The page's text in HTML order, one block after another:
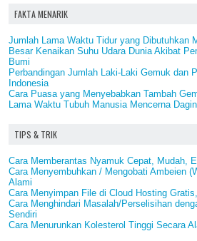
FAKTA MENARIK
Jumlah Lama Waktu Tidur yang Dibutuhkan
Besar Kenaikan Suhu Udara Dunia Akibat
Bumi
Perbandingan Jumlah Laki-Laki Gemuk dan
Indonesia
Cara Puasa yang Menyebabkan Tambah
Lama Waktu Tubuh Manusia Mencerna
TIPS & TRIK
Cara Memberantas Nyamuk Cepat, Mudah,
Cara Menyembuhkan / Mengobati Ambeien
Alami
Cara Menyimpan File di Cloud Hosting
Cara Menghindari Masalah/Perselisihan
Sendiri
Cara Menurunkan Kolesterol Tinggi Secara